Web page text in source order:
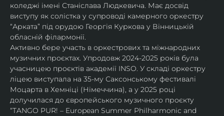
коледжі імені Станіслава Людкевича. Має досвід
виступу як солістка у супроводі камерного оркестру
“Арката” під орудою Георгія Куркова у Вінницькій
обласній філармонії.
Активно бере участь в оркестрових та міжнародних
музичних проєктах. Упродовж 2024-2025 років була
учасницею проєктів академії INSO. У складі оркестру
ліцею виступала на 35-му Саксонському фестивалі
Моцарта в Хемніці (Німеччина), а у 2025 році
долучилася до європейського музичного проєкту
“TANGO PUR! – European Summer Philharmonic and